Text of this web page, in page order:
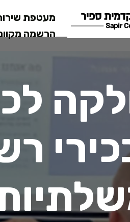
מעטפת
הרשמה